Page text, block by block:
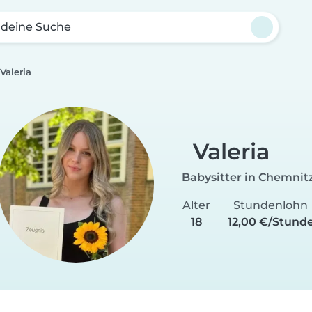
Suche
Valeria
Valeria
Babysitter in
Alter
18
Stundenlohn
12,00 €/